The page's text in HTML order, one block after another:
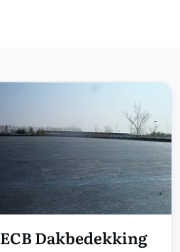
ECB Dakbedekking